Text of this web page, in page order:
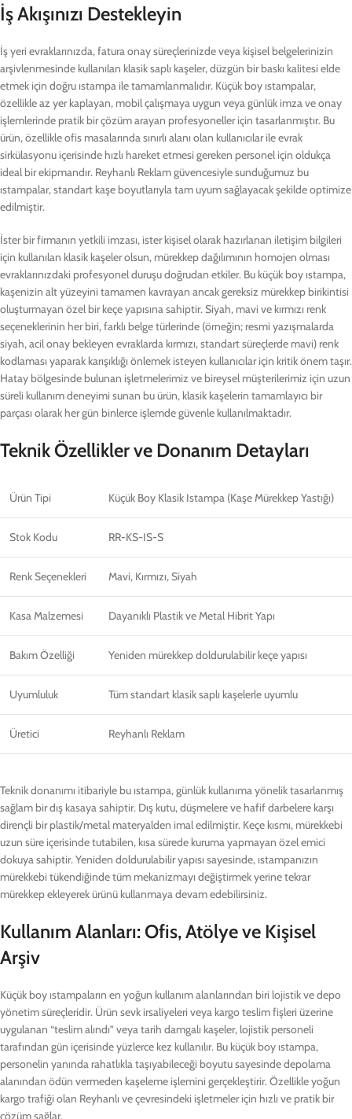
İş Akışınızı Destekleyin
İş yeri evraklarınızda, fatura onay süreçlerinizde veya kişisel belgelerinizin
arşivlenmesinde kullanılan klasik saplı kaşeler, düzgün bir baskı kalitesi elde
etmek için doğru ıstampa ile tamamlanmalıdır. Küçük boy ıstampalar,
özellikle az yer kaplayan, mobil çalışmaya uygun veya günlük imza ve onay
işlemlerinde pratik bir çözüm arayan profesyoneller için tasarlanmıştır. Bu
ürün, özellikle ofis masalarında sınırlı alanı olan kullanıcılar ile evrak
sirkülasyonu içerisinde hızlı hareket etmesi gereken personel için oldukça
ideal bir ekipmandır. Reyhanlı Reklam güvencesiyle sunduğumuz bu
ıstampalar, standart kaşe boyutlarıyla tam uyum sağlayacak şekilde optimize
edilmiştir.
İster bir firmanın yetkili imzası, ister kişisel olarak hazırlanan iletişim bilgileri
için kullanılan klasik kaşeler olsun, mürekkep dağılımının homojen olması
evraklarınızdaki profesyonel duruşu doğrudan etkiler. Bu küçük boy ıstampa,
kaşenizin alt yüzeyini tamamen kavrayan ancak gereksiz mürekkep birikintisi
oluşturmayan özel bir keçe yapısına sahiptir. Siyah, mavi ve kırmızı renk
seçeneklerinin her biri, farklı belge türlerinde (örneğin; resmi yazışmalarda
siyah, acil onay bekleyen evraklarda kırmızı, standart süreçlerde mavi) renk
kodlaması yaparak karışıklığı önlemek isteyen kullanıcılar için kritik önem taşır.
Hatay bölgesinde bulunan işletmelerimiz ve bireysel müşterilerimiz için uzun
süreli kullanım deneyimi sunan bu ürün, klasik kaşelerin tamamlayıcı bir
parçası olarak her gün binlerce işlemde güvenle kullanılmaktadır.
Teknik Özellikler ve Donanım Detayları
Ürün Tipi Küçük Boy Klasik Istampa (Kaşe Mürekkep Yastığı)
Stok Kodu RR-KS-IS-S
Renk Seçenekleri Mavi, Kırmızı, Siyah
Kasa Malzemesi Dayanıklı Plastik ve Metal Hibrit Yapı
Bakım Özelliği Yeniden mürekkep doldurulabilir keçe yapısı
Uyumluluk Tüm standart klasik saplı kaşelerle uyumlu
Üretici Reyhanlı Reklam
Teknik donanımı itibariyle bu ıstampa, günlük kullanıma yönelik tasarlanmış
sağlam bir dış kasaya sahiptir. Dış kutu, düşmelere ve hafif darbelere karşı
dirençli bir plastik/metal materyalden imal edilmiştir. Keçe kısmı, mürekkebi
uzun süre içerisinde tutabilen, kısa sürede kuruma yapmayan özel emici
dokuya sahiptir. Yeniden doldurulabilir yapısı sayesinde, ıstampanızın
mürekkebi tükendiğinde tüm mekanizmayı değiştirmek yerine tekrar
mürekkep ekleyerek ürünü kullanmaya devam edebilirsiniz.
Kullanım Alanları: Ofis, Atölye ve Kişisel
Arşiv
Küçük boy ıstampaların en yoğun kullanım alanlarından biri lojistik ve depo
yönetim süreçleridir. Ürün sevk irsaliyeleri veya kargo teslim fişleri üzerine
uygulanan “teslim alındı” veya tarih damgalı kaşeler, lojistik personeli
tarafından gün içerisinde yüzlerce kez kullanılır. Bu küçük boy ıstampa,
personelin yanında rahatlıkla taşıyabileceği boyutu sayesinde depolama
alanından ödün vermeden kaşeleme işlemini gerçekleştirir. Özellikle yoğun
kargo trafiği olan Reyhanlı ve çevresindeki işletmeler için hızlı ve pratik bir
çözüm sağlar.